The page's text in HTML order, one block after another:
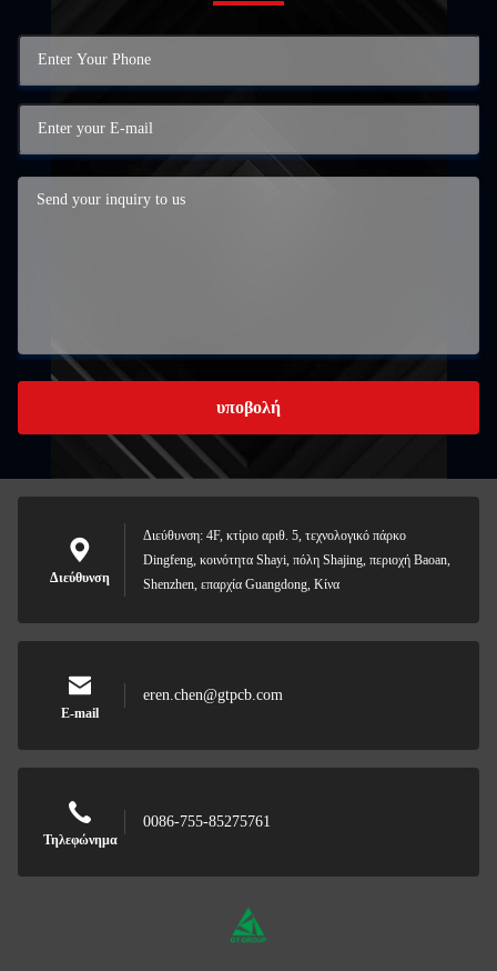
υποβολή
Διεύθυνση
Διεύθυνση: 4F, κτίριο αριθ. 5, τεχνολογικό πάρκο
Dingfeng, κοινότητα Shayi, πόλη Shajing, περιοχή Baoan,
Shenzhen, επαρχία Guangdong, Κίνα
E-mail
eren.chen@gtpcb.com
Τηλεφώνημα
0086-755-85275761